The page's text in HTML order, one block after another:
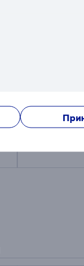
910-004909
Цена: